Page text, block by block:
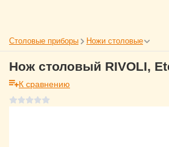
Столовые приборы Ножи столовые
Нож столовый RIVOLI,
К сравнению